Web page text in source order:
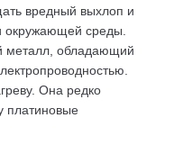
вредный выхлоп и
окружающей среды.
металл, обладающий
Она редко
платиновые